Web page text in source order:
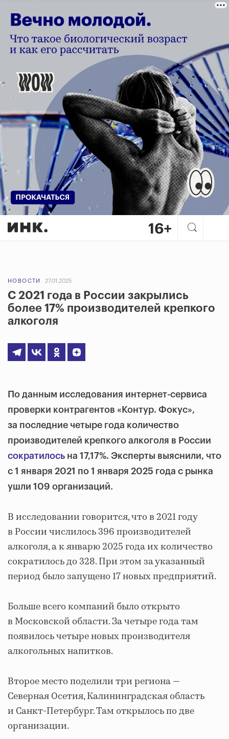
НОВОСТИ 27.01.2025
С 2021 года в России закрылись
более 17% производителей крепкого
алкоголя
По данным исследования интернет-сервиса
проверки контрагентов «Контур. Фокус»,
за последние четыре года количество
производителей крепкого алкоголя в России
сократилось на 17,17%. Эксперты выяснили, что
с 1 января 2021 по 1 января 2025 года с рынка
ушли 109 организаций.
В исследовании говорится, что в 2021 году
в России числилось 396 производителей
алкоголя, а к январю 2025 года их количество
сократилось до 328. При этом за указанный
период было запущено 17 новых предприятий.
Больше всего компаний было открыто
в Московской области. За четыре года там
появилось четыре новых производителя
алкогольных напитков.
Второе место поделили три региона —
Северная Осетия, Калининградская область
и Санкт-Петербург. Там открылось по две
организации.